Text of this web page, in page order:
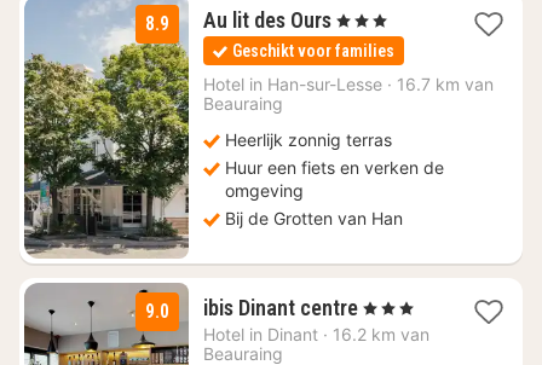
8.9 Au lit des Ours1
nacht
vanaf
€
, 3 Sterren
Geschikt voor families
Hotel in Han-sur-Lesse · 16.7 km van
Beauraing
Heerlijk zonnig terras
Huur een fiets en verken de
omgeving
Bij de Grotten van Han
9.0 ibis Dinant centre1
nacht
, 3 Sterren
Hotel in Dinant · 16.2 km van
Beauraing